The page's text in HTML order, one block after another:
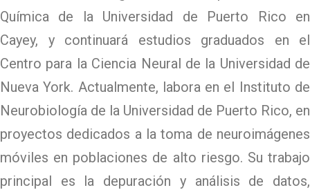
Química de la Universidad de Puerto Rico en
Cayey, y continuará estudios graduados en el
Centro para la Ciencia Neural de la Universidad de
Nueva York. Actualmente, labora en el Instituto de
Neurobiología de la Universidad de Puerto Rico, en
proyectos dedicados a la toma de neuroimágenes
móviles en poblaciones de alto riesgo. Su trabajo
principal es la depuración y análisis de datos,